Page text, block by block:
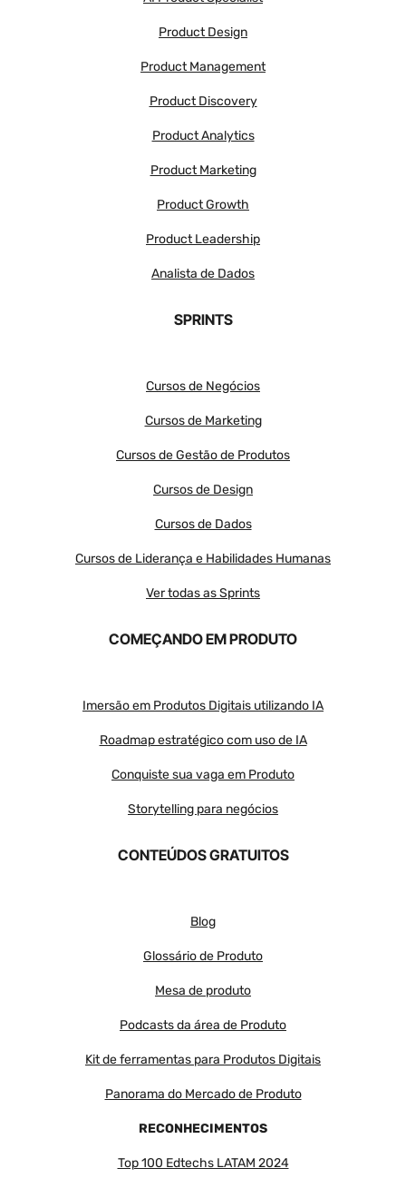
Product Design
Product Management
Product Discovery
Product Analytics
Product Marketing
Product Growth
Product Leadership
Analista de Dados
SPRINTS
Cursos de Negócios
Cursos de Marketing
Cursos de Gestão de Produtos
Cursos de Design
Cursos de Dados
Cursos de Liderança e Habilidades Humanas
Ver todas as Sprints
COMEÇANDO EM PRODUTO
Imersão em Produtos Digitais utilizando IA
Roadmap estratégico com uso de IA
Conquiste sua vaga em Produto
Storytelling para negócios
CONTEÚDOS GRATUITOS
Blog
Glossário de Produto
Mesa de produto
Podcasts da área de Produto
Kit de ferramentas para Produtos Digitais
Panorama do Mercado de Produto
RECONHECIMENTOS
Top 100 Edtechs LATAM 2024